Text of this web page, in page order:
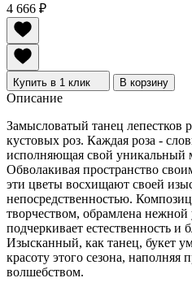
4 666 ₽
Купить в 1 клик В корзину
Описание
Замысловатый танец лепестков
кустовых роз. Каждая роза -
исполняющая свой уникальный
Обволакивая пространство
эти цветы восхищают своей
непосредственностью.
творчеством, обрамлена нежной
подчеркивает естественность и
Изысканный, как танец, букет
красоту этого сезона, наполняя
волшебством.